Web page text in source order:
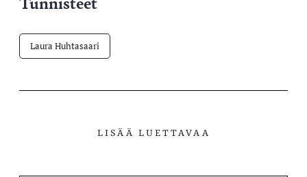
Laura Huhtasaari
LISÄÄ LUETTAVAA